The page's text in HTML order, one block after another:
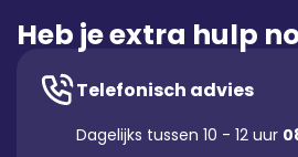
Heb je extra hulp
Telefonisch advies
Dagelijks tussen 10 - 12 uur